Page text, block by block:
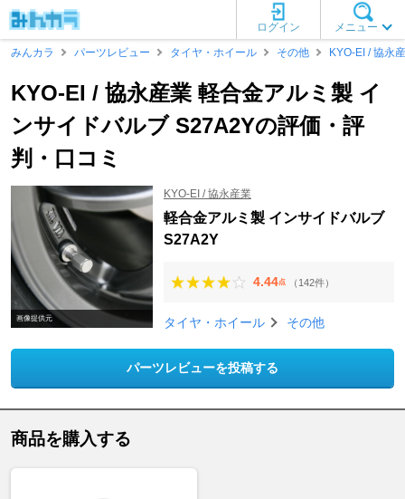
メニュー
ログイン
みんカラ
パーツレビュー タイヤ・ホイール その他 KYO-EI / 協永
KYO-EI / 協永産業 軽合金アルミ製 イ
ンサイドバルブ S27A2Yの評価・評
判・口コミ
画像提供元
KYO-EI / 協永産業
軽合金アルミ製 インサイドバルブ
S27A2Y
4.44点 （142件）
タイヤ・ホイール その他
パーツレビューを投稿する
商品を購入する